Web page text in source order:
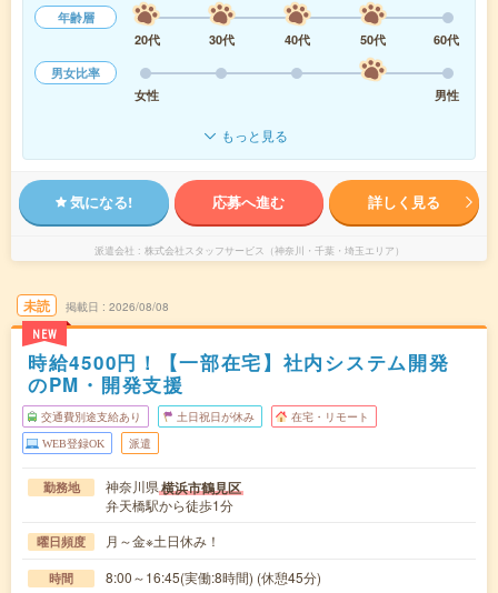
年齢層
20代
30代 40代 50代
60代
男女比率
女性
男性
もっと見る
気になる! 応募へ進む 詳しく見る
派遣会社 株式会社スタッフサービス（神奈川・千葉・埼玉エリア）
未読
NEW
掲載日 2026/08/08
時給4500円！【一部在宅】社内システム開発
のPM・開発支援
交通費別途支給あり 土日祝日が休み 在宅・リモート
WEB登録OK 派遣
勤務地 神奈川県横浜市鶴見区
弁天橋駅から徒歩1分
曜日頻度 月～金※土日休み！
時間 8:00～16:45(実働:8時間) (休憩45分)